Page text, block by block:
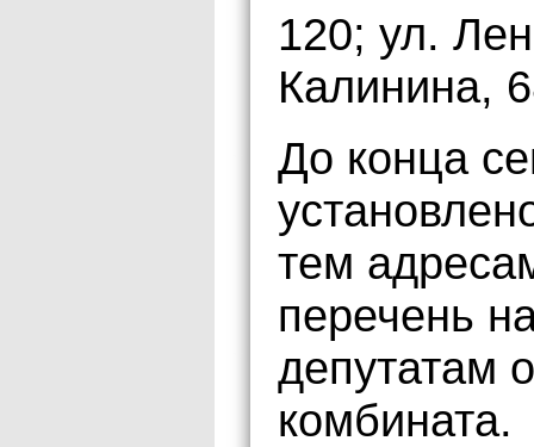
120; ул.
Калинина,
До конца
тем
перечень
депутатам
комбината.